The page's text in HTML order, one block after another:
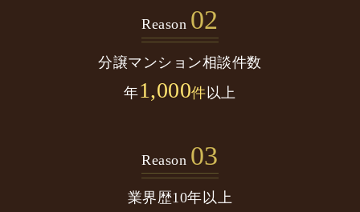
Reason 02
分譲マンション相談件数
年1,000件 以上
Reason 03
業界歴10年以上